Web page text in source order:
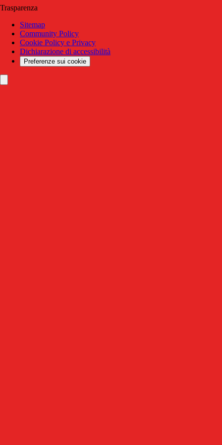
Trasparenza
Sitemap
Community Policy
Cookie Policy e Privacy
Dichiarazione di accessibilità
Preferenze sui cookie